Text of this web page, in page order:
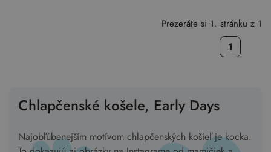
Prezeráte si 1. stránku z 1
1
Chlapčenské košele, Early Days
Najobľúbenejším motívom chlapčenských košieľ je kocka.